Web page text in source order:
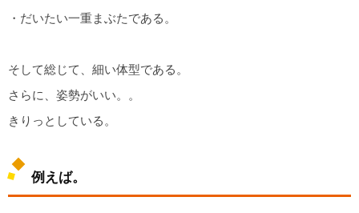
・だいたい一重まぶたである。
そして総じて、細い体型である。
さらに、姿勢がいい。。
きりっとしている。
例えば。